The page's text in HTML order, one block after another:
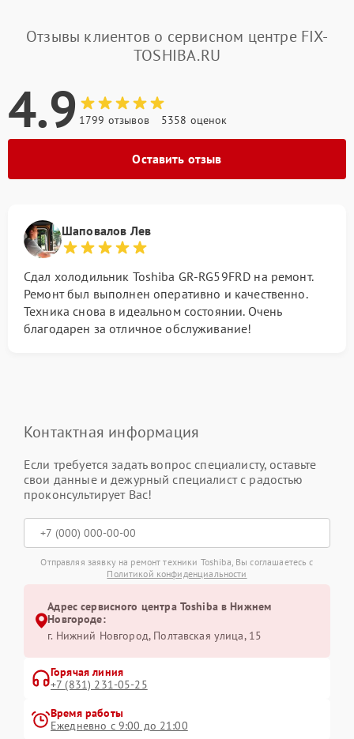
Отзывы клиентов о сервисном центре FIX-
TOSHIBA.RU
4.9 1799 отзывов 5358 оценок
Оставить отзыв
Шаповалов Лев
Сдал холодильник Toshiba GR-RG59FRD на ремонт.
Ремонт был выполнен оперативно и качественно.
Техника снова в идеальном состоянии. Очень
благодарен за отличное обслуживание!
Контактная информация
Если требуется задать вопрос специалисту, оставьте
свои данные и дежурный специалист с радостью
проконсультирует Вас!
Отправляя заявку на ремонт техники Toshiba, Вы соглашаетесь с
Политикой конфиденциальности
Адрес сервисного центра Toshiba в Нижнем
Новгороде:
г. Нижний Новгород, Полтавская улица, 15
Горячая линия
+7 (831) 231-05-25
Время работы
Ежедневно с 9:00 до 21:00